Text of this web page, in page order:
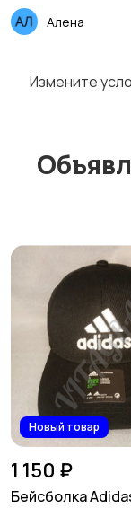
Алена
Измените
Новый товар
1 150 ₽
Бейсболка